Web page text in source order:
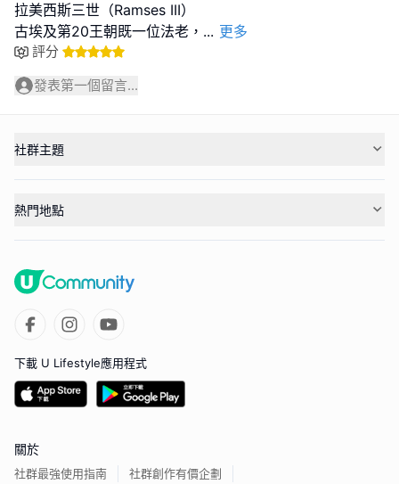
拉美西斯三世（Ramses III）
古埃及第20王朝既一位法老， ... 更多
評分
發表第一個留言...
社群主題
熱門地點
下載 U Lifestyle應用程式
關於
社群最強使用指南 社群創作有價企劃